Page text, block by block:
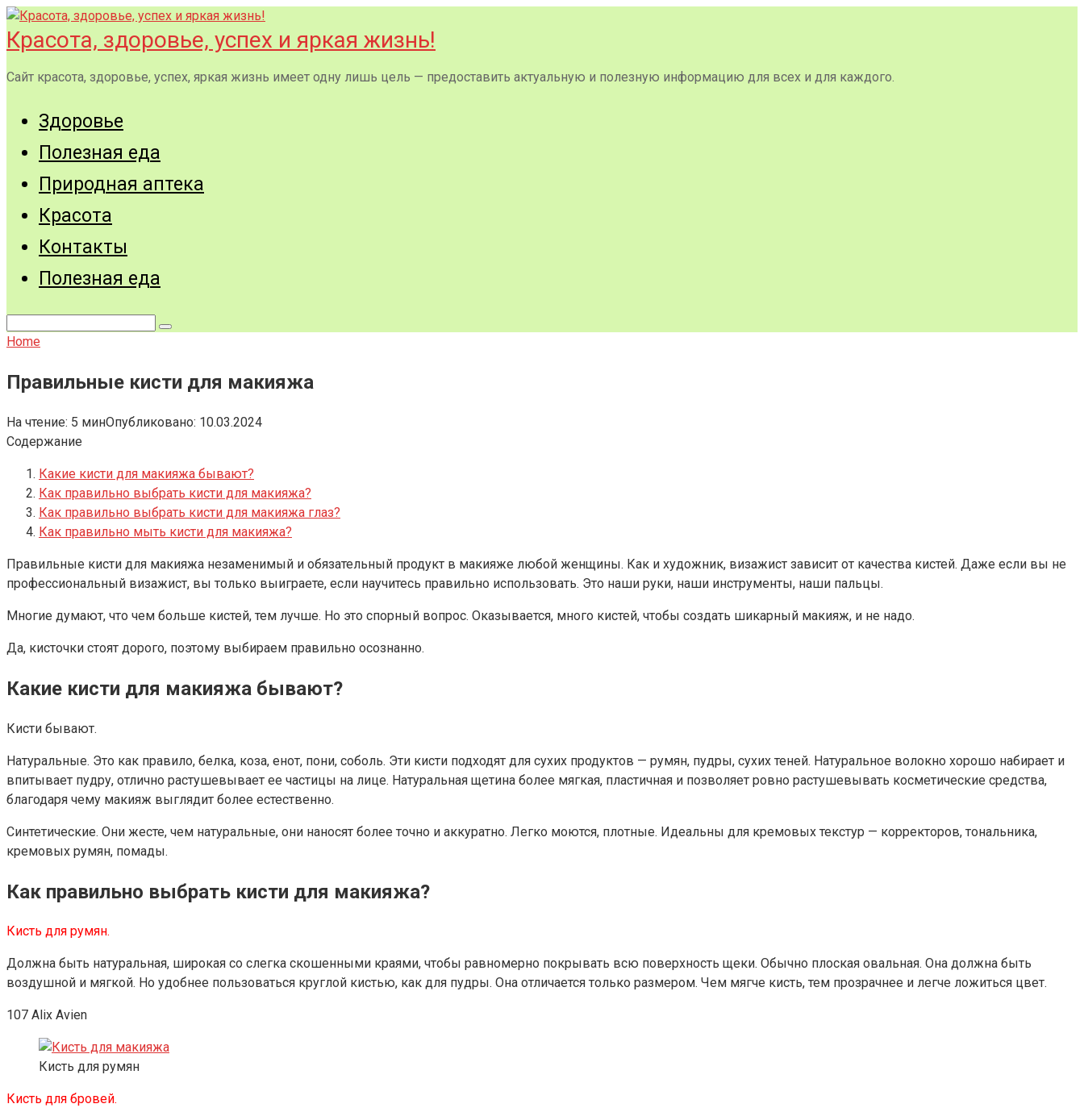
Перейти
к
контенту
Красота, здоровье, успех и яркая жизнь!
Сайт красота, здоровье, успех, яркая жизнь имеет одну лишь цель — предоставить актуальную и полезную информацию для всех и для каждого.
Здоровье
Полезная еда
Природная аптека
Красота
Контакты
Полезная еда
Home
Правильные кисти для макияжа
На чтение: 5 минОпубликовано: 10.03.2024
Содержание
Какие кисти для макияжа бывают?
Как правильно выбрать кисти для макияжа?
Как правильно выбрать кисти для макияжа глаз?
Как правильно мыть кисти для макияжа?
Правильные кисти для макияжа незаменимый и обязательный продукт в макияже любой женщины. Как и художник, визажист зависит от качества кистей. Даже если вы не
профессиональный визажист, вы только выиграете, если научитесь правильно использовать. Это наши руки, наши инструменты, наши пальцы.
Многие думают, что чем больше кистей, тем лучше. Но это спорный вопрос. Оказывается, много кистей, чтобы создать шикарный макияж, и не надо.
Да, кисточки стоят дорого, поэтому выбираем правильно осознанно.
Какие кисти для макияжа бывают?
Кисти бывают.
Натуральные. Это как правило, белка, коза, енот, пони, соболь. Эти кисти подходят для сухих продуктов — румян, пудры, сухих теней. Натуральное волокно хорошо набирает и
впитывает пудру, отлично растушевывает ее частицы на лице. Натуральная щетина более мягкая, пластичная и позволяет ровно растушевывать косметические средства,
благодаря чему макияж выглядит более естественно.
Синтетические. Они жесте, чем натуральные, они наносят более точно и аккуратно. Легко моются, плотные. Идеальны для кремовых текстур — корректоров, тональника,
кремовых румян, помады.
Как правильно выбрать кисти для макияжа?
Кисть для румян.
Должна быть натуральная, широкая со слегка скошенными краями, чтобы равномерно покрывать всю поверхность щеки. Обычно плоская овальная. Она должна быть
воздушной и мягкой. Но удобнее пользоваться круглой кистью, как для пудры. Она отличается только размером. Чем мягче кисть, тем прозрачнее и легче ложиться цвет.
107 Alix Avien
Кисть для румян
Кисть для бровей.